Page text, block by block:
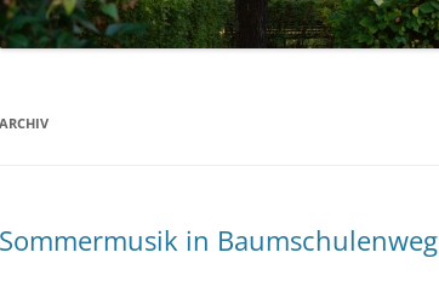
BERICHTE
BERLIN-JOHANNISTHAL
ARCHIV
Sommermusik in Baumschulenweg